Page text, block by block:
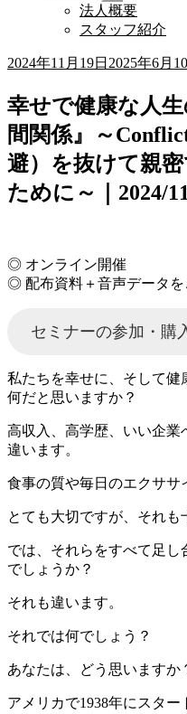
ブ
メ
ュ
ー
展
法人概要
スタッフ紹介
2024年11月19日 2025年6月
幸せで健康な人
間関係』～
避）を抜けて親
ために～｜2024/
◎ オンライン開催
◎ 配布資料＋音声データを
セミナーの参加・購
私たちを幸せに、そして健
何だと思いますか？
高収入、高学歴、いい企業
違います。
食事の質や毎日のエクササ
とても大切ですが、それも
では、それらをすべて足し
でしょうか？
それも違います。
それでは何でしょう？
あなたは、どう思いますか
アメリカで1938年にスター